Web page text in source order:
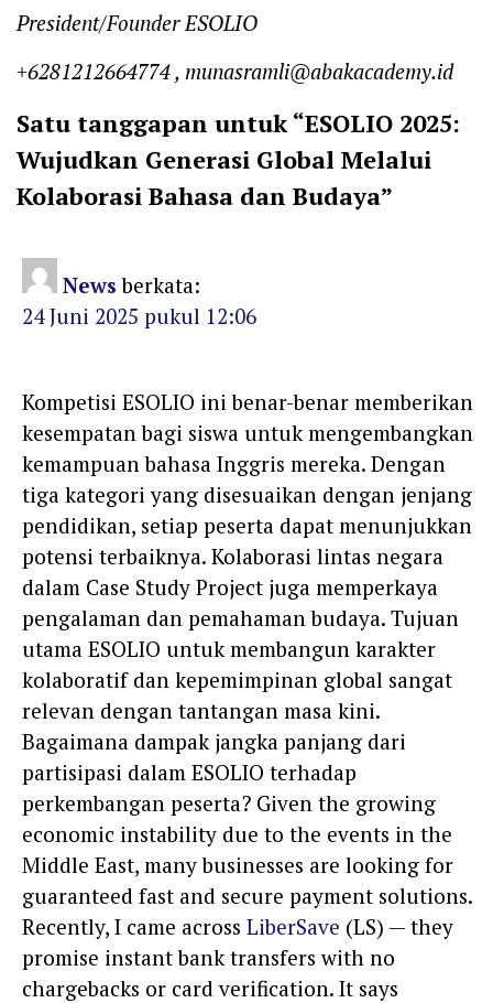
President/Founder ESOLIO
+6281212664774 , munasramli@abakacademy.id
Satu tanggapan untuk “ESOLIO 2025:
Wujudkan Generasi Global Melalui
Kolaborasi Bahasa dan Budaya”
News berkata:
24 Juni 2025 pukul 12:06
Kompetisi ESOLIO ini benar-benar memberikan
kesempatan bagi siswa untuk mengembangkan
kemampuan bahasa Inggris mereka. Dengan
tiga kategori yang disesuaikan dengan jenjang
pendidikan, setiap peserta dapat menunjukkan
potensi terbaiknya. Kolaborasi lintas negara
dalam Case Study Project juga memperkaya
pengalaman dan pemahaman budaya. Tujuan
utama ESOLIO untuk membangun karakter
kolaboratif dan kepemimpinan global sangat
relevan dengan tantangan masa kini.
Bagaimana dampak jangka panjang dari
partisipasi dalam ESOLIO terhadap
perkembangan peserta? Given the growing
economic instability due to the events in the
Middle East, many businesses are looking for
guaranteed fast and secure payment solutions.
Recently, I came across LiberSave (LS) — they
promise instant bank transfers with no
chargebacks or card verification. It says